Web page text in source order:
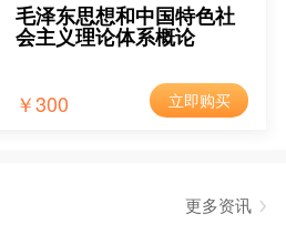
毛泽东思想和中国特色社
会主义理论体系概论
￥300 立即购买
更多资讯